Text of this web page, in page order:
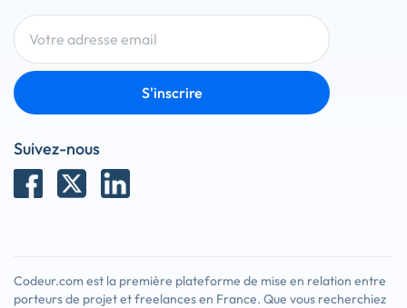
S'inscrire
Suivez-nous
Codeur.com est la première plateforme de mise en relation entre
porteurs de projet et freelances en France. Que vous recherchiez